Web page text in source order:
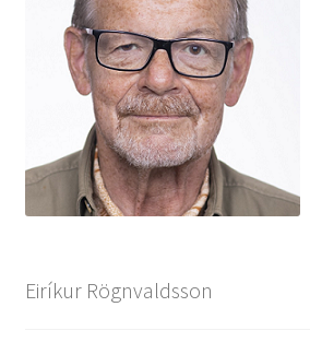
Eiríkur Rögnvaldsson